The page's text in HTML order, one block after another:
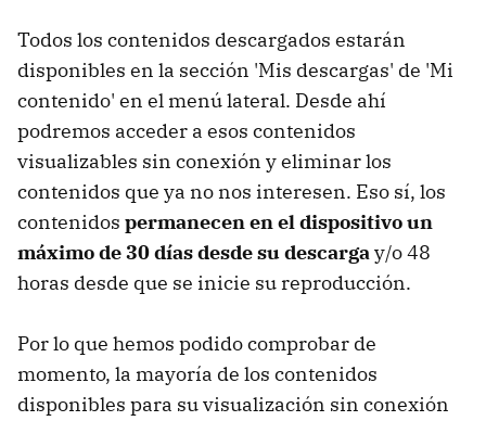
Todos los contenidos descargados estarán
disponibles en la sección 'Mis descargas' de 'Mi
contenido' en el menú lateral. Desde ahí
podremos acceder a esos contenidos
visualizables sin conexión y eliminar los
contenidos que ya no nos interesen. Eso sí, los
contenidos permanecen en el dispositivo un
máximo de 30 días desde su descargay/o 48
horas desde que se inicie su reproducción.
Por lo que hemos podido comprobar de
momento, la mayoría de los contenidos
disponibles para su visualización sin conexión